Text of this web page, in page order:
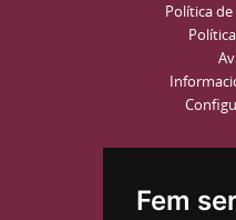
Fem
Política